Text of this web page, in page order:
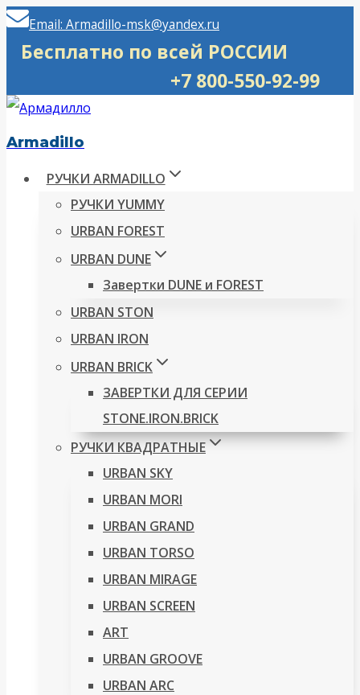
Перейти
Email: Armadillo-msk@yandex.ru
Бесплатно по всей РОССИИ
+7 800-550-92-99
Armadillo
РУЧКИ ARMADILLO
РУЧКИ YUMMY
URBAN FOREST
URBAN DUNE
Завертки DUNE и FOREST
URBAN STON
URBAN IRON
URBAN BRICK
ЗАВЕРТКИ ДЛЯ СЕРИИ
STONE.IRON.BRICK
РУЧКИ КВАДРАТНЫЕ
URBAN SKY
URBAN MORI
URBAN GRAND
URBAN TORSO
URBAN MIRAGE
URBAN SCREEN
ART
URBAN GROOVE
URBAN ARC